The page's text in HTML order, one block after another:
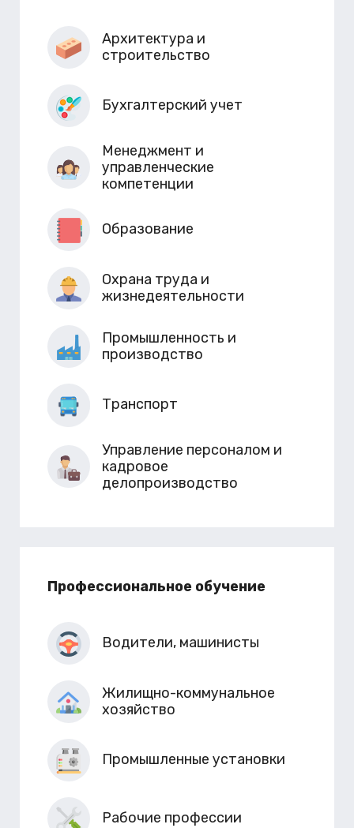
Архитектура и
строительство
Бухгалтерский учет
Менеджмент и
управленческие
компетенции
Образование
Охрана труда и
жизнедеятельности
Промышленность и
производство
Транспорт
Управление персоналом и
кадровое
делопроизводство
Профессиональное обучение
Водители, машинисты
Жилищно-коммунальное
хозяйство
Промышленные установки
Рабочие профессии